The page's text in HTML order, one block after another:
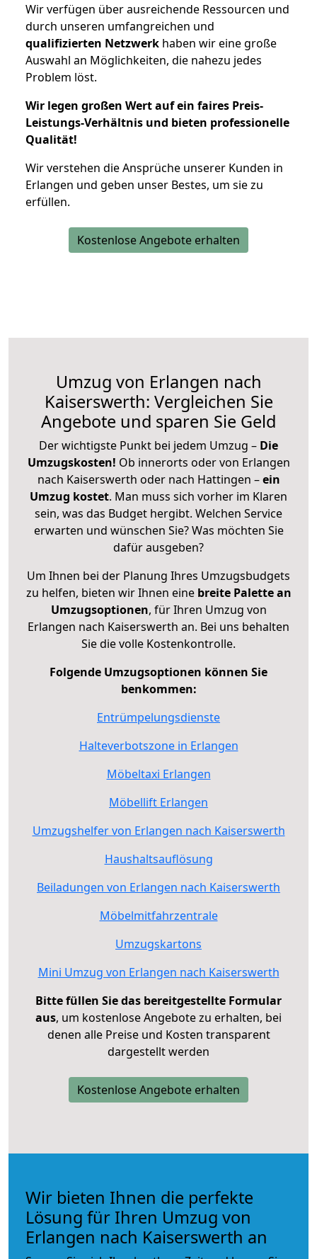
Wir verfügen über ausreichende Ressourcen und
durch unseren umfangreichen und
qualifizierten Netzwerk haben wir eine große
Auswahl an Möglichkeiten, die nahezu jedes
Problem löst.
Wir legen großen Wert auf ein faires Preis-
Leistungs-Verhältnis und bieten professionelle
Qualität!
Wir verstehen die Ansprüche unserer Kunden in
Erlangen und geben unser Bestes, um sie zu
erfüllen.
Kostenlose Angebote erhalten
Umzug von Erlangen nach
Kaiserswerth: Vergleichen Sie
Angebote und sparen Sie Geld
Der wichtigste Punkt bei jedem Umzug – Die
Umzugskosten! Ob innerorts oder von Erlangen
nach Kaiserswerth oder nach Hattingen –ein
Umzug kostet. Man muss sich vorher im Klaren
sein, was das Budget hergibt. Welchen Service
erwarten und wünschen Sie? Was möchten Sie
dafür ausgeben?
Um Ihnen bei der Planung Ihres Umzugsbudgets
zu helfen, bieten wir Ihnen eine breite Palette an
Umzugsoptionen, für Ihren Umzug von
Erlangen nach Kaiserswerth an. Bei uns behalten
Sie die volle Kostenkontrolle.
Folgende Umzugsoptionen können Sie
benkommen:
Entrümpelungsdienste
Halteverbotszone in Erlangen
Möbeltaxi Erlangen
Möbellift Erlangen
Umzugshelfer von Erlangen nach Kaiserswerth
Haushaltsauflösung
Beiladungen von Erlangen nach Kaiserswerth
Möbelmitfahrzentrale
Umzugskartons
Mini Umzug von Erlangen nach Kaiserswerth
Bitte füllen Sie das bereitgestellte Formular
aus, um kostenlose Angebote zu erhalten, bei
denen alle Preise und Kosten transparent
dargestellt werden
Kostenlose Angebote erhalten
Wir bieten Ihnen die perfekte
Lösung für Ihren Umzug von
Erlangen nach Kaiserswerth an